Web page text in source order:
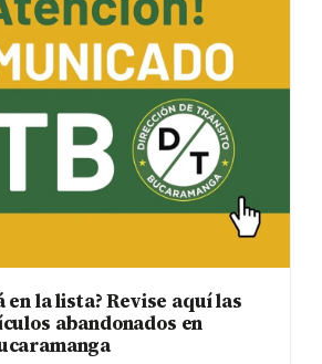
en la lista? Revise aquí las
abandonados en